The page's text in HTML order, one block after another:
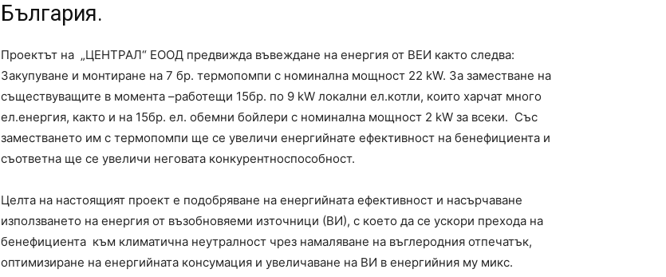
България.
Проектът на „ЦЕНТРАЛ“ ЕООД предвижда въвеждане на енергия от ВЕИ както следва:
Закупуване и монтиране на 7 бр. термопомпи с номинална мощност 22 kW. За заместване на
съществуващите в момента –работещи 15бр. по 9 kW локални ел.котли, които харчат много
ел.енергия, както и на 15бр. ел. обемни бойлери с номинална мощност 2 kW за всеки. Със
заместването им с термопомпи ще се увеличи енергийнате ефективност на бенефициента и
съответна ще се увеличи неговата конкурентноспособност.
Целта на настоящият проект е подобряване на енергийната ефективност и насърчаване
използването на енергия от възобновяеми източници (ВИ), с което да се ускори прехода на
бенефициента към климатична неутралност чрез намаляване на въглеродния отпечатък,
оптимизиране на енергийната консумация и увеличаване на ВИ в енергийния му микс.